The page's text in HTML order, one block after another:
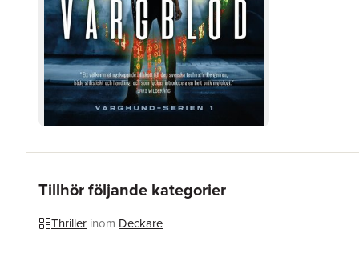
Tillhör följande kategorier
Thriller inom Deckare